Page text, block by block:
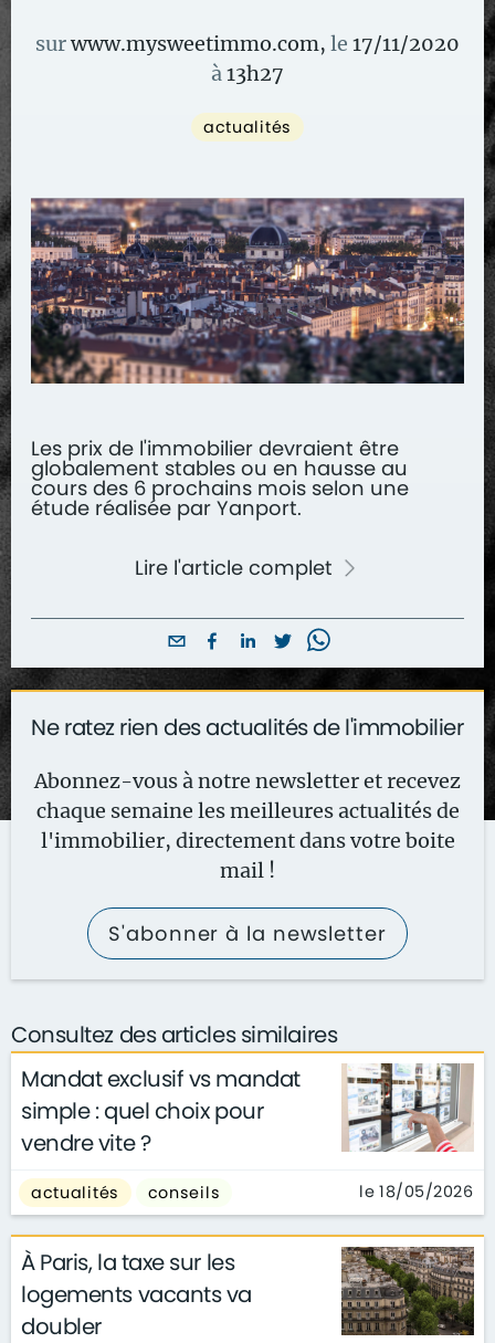
surwww.mysweetimmo.com, le 17/11/2020
à13h27
actualités
Les prix de l'immobilier devraient être
globalement stables ou en hausse au
cours des 6 prochains mois selon une
étude réalisée par Yanport.
Lire l'article complet
Ne ratez rien des actualités de l'immobilier
Abonnez-vous à notre newsletter et recevez
chaque semaine les meilleures actualités de
l'immobilier, directement dans votre boite
mail !
S'abonner à la newsletter
Consultez des articles similaires
Mandat exclusif vs mandat
simple : quel choix pour
vendre vite ?
actualités conseils le 18/05/2026
À Paris, la taxe sur les
logements vacants va
doubler